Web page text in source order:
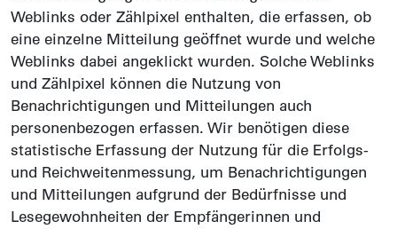
Weblinks oder Zählpixel enthalten, die erfassen, ob
eine einzelne Mitteilung geöffnet wurde und welche
Weblinks dabei angeklickt wurden. Solche Weblinks
und Zählpixel können die Nutzung von
Benachrichtigungen und Mitteilungen auch
personenbezogen erfassen. Wir benötigen diese
statistische Erfassung der Nutzung für die Erfolgs-
und Reichweitenmessung, um Benachrichtigungen
und Mitteilungen aufgrund der Bedürfnisse und
Lesegewohnheiten der Empfängerinnen und